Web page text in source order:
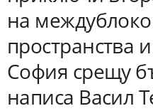
на
пространства
София срещу
написа Васил